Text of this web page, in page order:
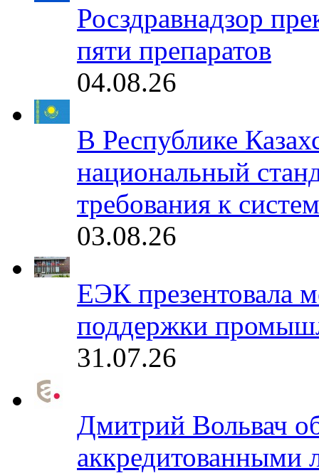
Росздравнадзор
пяти препаратов
04.08.26
В Республике
национальный
требования к
03.08.26
ЕЭК презентовала
поддержки
31.07.26
Дмитрий Вольвач
аккредитованными